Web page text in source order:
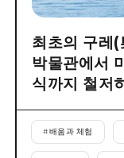
최초의 구레
박물관에서
식까지 철저
#배움과 체험